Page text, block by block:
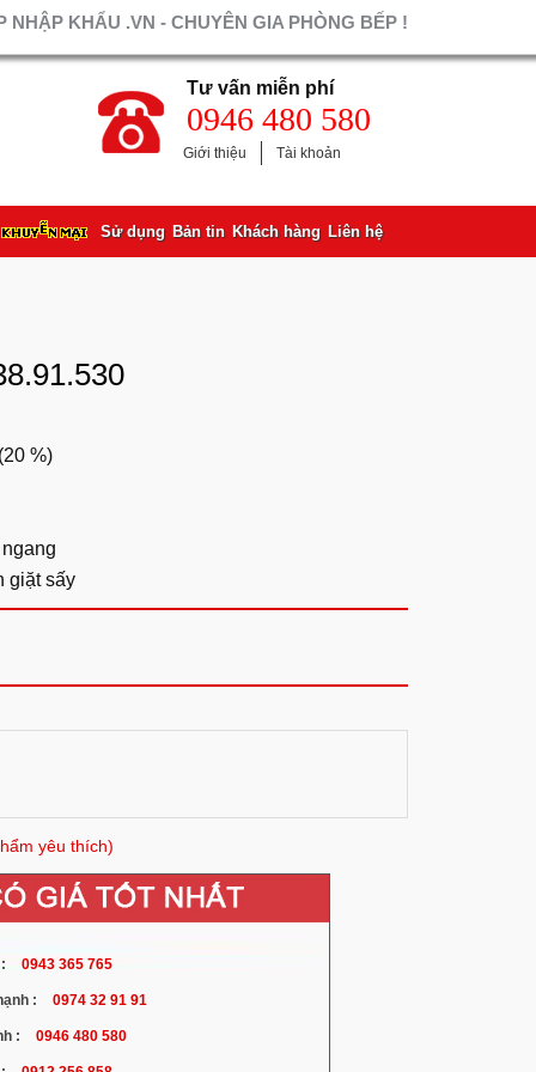
NHẬP KHẨU .VN - CHUYÊN GIA PHÒNG BẾP !
Tư vấn miễn phí
0946 480 580
Giới thiệu Tài khoản
Sử dụng Bản tin Khách hàng Liên hệ
20 %)
giặt sấy
yêu thích)
0943 365 765
: 0974 32 91 91
: 0946 480 580